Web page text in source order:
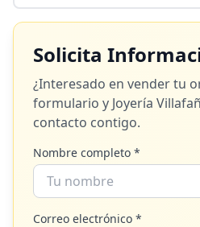
Solicita
¿Interesado en vender tu
formulario y Joyería
contacto contigo.
Nombre completo *
Correo electrónico *